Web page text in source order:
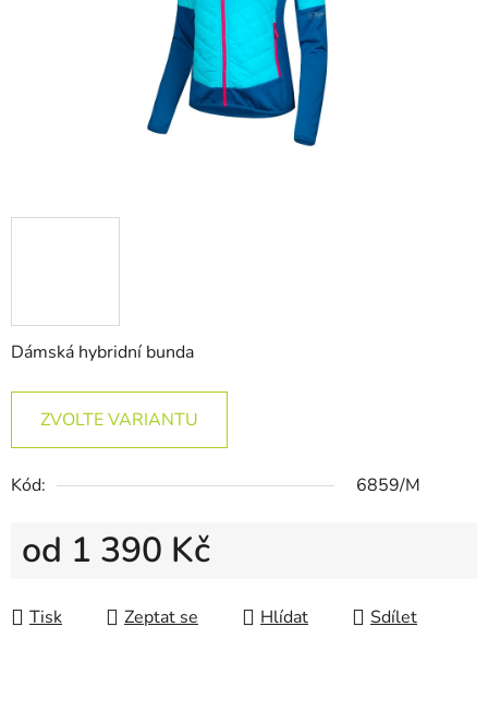
Dámská hybridní bunda
ZVOLTE VARIANTU
Kód: 6859/M
od 1 390 Kč
Tisk
Zeptat se Hlídat Sdílet